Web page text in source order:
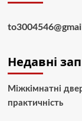
Недавні
Міжкімнатні
практичність